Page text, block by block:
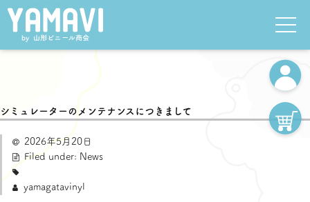
シミュレーターのメンテナンスにつきまして
2026年5月20日
Filed under: News
yamagatavinyl